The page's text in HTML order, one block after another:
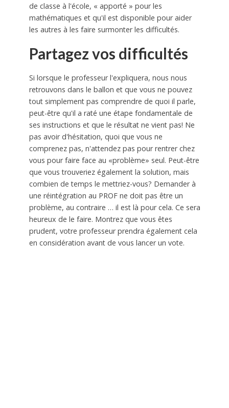
de classe à l'école, « apporté » pour les
mathématiques et qu'il est disponible pour aider
les autres à les faire surmonter les difficultés.
Partagez vos difficultés
Si lorsque le professeur l'expliquera, nous nous
retrouvons dans le ballon et que vous ne pouvez
tout simplement pas comprendre de quoi il parle,
peut-être qu'il a raté une étape fondamentale de
ses instructions et que le résultat ne vient pas! Ne
pas avoir d'hésitation, quoi que vous ne
comprenez pas, n'attendez pas pour rentrer chez
vous pour faire face au «problème» seul. Peut-être
que vous trouveriez également la solution, mais
combien de temps le mettriez-vous? Demander à
une réintégration au PROF ne doit pas être un
problème, au contraire … il est là pour cela. Ce sera
heureux de le faire. Montrez que vous êtes
prudent, votre professeur prendra également cela
en considération avant de vous lancer un vote.